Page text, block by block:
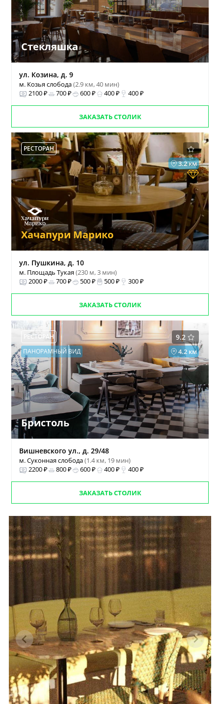
Стекляшка
ул. Козина, д. 9
м. Козья слобода(2.9 км, 40 мин)
2100 ₽
700 ₽ 600 ₽ 400 ₽ 400 ₽
ЗАКАЗАТЬ СТОЛИК
РЕСТОРАН
3.2 км
Хачапури Марико
ул. Пушкина, д. 10
м. Площадь Тукая(230 м, 3 мин)
2000 ₽
700 ₽ 500 ₽ 500 ₽ 300 ₽
ЗАКАЗАТЬ СТОЛИК
9.2
РЕСТОРАН
4.2 км
ПАНОРАМНЫЙ ВИД
Бристоль
Вишневского ул., д. 29/48
м. Суконная слобода(1.4 км, 19 мин)
2200 ₽
800 ₽ 600 ₽ 400 ₽ 400 ₽
ЗАКАЗАТЬ СТОЛИК